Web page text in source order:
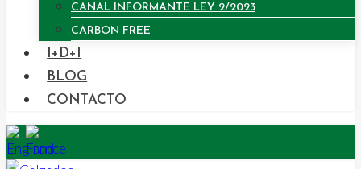
CANAL INFORMANTE LEY 2/2023
CARBON FREE
I+D+I
BLOG
CONTACTO